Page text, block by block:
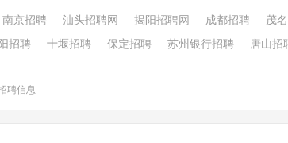
南京招聘 汕头招聘网 揭阳招聘网 成都招聘 茂
招聘 十堰招聘 保定招聘 苏州银行招聘 唐山招
聘信息